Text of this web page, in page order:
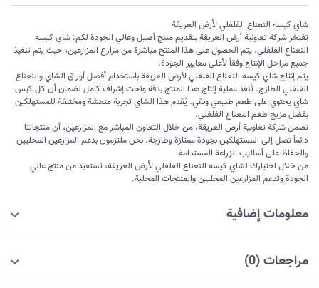
شاي كيسه النعناع الفلفلي لأرض العريقة
تفتخر شركة تعاونية أرض العريقة بتقديم منتج أصيل وعالي الجودة لكم: شاي كيسه
النعناع الفلفلي. يتم الحصول على هذا المنتج مباشرة من مزارع المزارعين، حيث يتم تنفيذ
جميع مراحل الإنتاج وفقاً لأعلى معايير الجودة.
يتم إنتاج شاي كيسه النعناع الفلفلي لأرض العريقة باستخدام أفضل أوراق الشاي والنعناع
الفلفلي الطازج. تُنفذ عملية إنتاج هذا المنتج بدقة وتحت إشراف كامل لضمان أن كل كيس
شاي يحتوي على طعم طبيعي ونقي. يُقدم هذا الشاي تجربة منعشة ومختلفة للمستهلكين
بفضل مزيج طعم النعناع الفلفلي.
تضمن شركة تعاونية أرض العريقة، من خلال التعاون المباشر مع المزارعين، أن منتجاتنا
دائماً تصل إلى المستهلكين بجودة ممتازة وطازجة. نحن ملتزمون بدعم المزارعين المحليين
والحفاظ على أساليب الزراعة المستدامة.
من خلال اختيارك لشاي كيسه النعناع الفلفلي لأرض العريقة، تستفيد من منتج عالي
الجودة وتدعم المزارعين المحليين والمنتجات المحلية.
معلومات إضافية
مراجعات (0)